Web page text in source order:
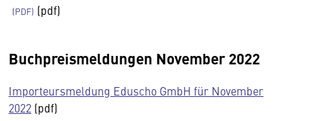
(pdf)
Buchpreismeldungen November 2022
Importeursmeldung Eduscho GmbH für November
2022 (pdf)